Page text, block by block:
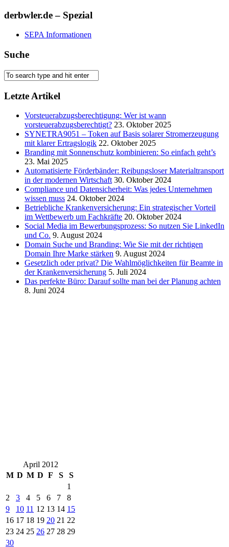
derbwler.de – Spezial
SEPA Informationen
Suche
Letzte Artikel
Vorsteuerabzugsberechtigung: Wer ist wann
vorsteuerabzugsberechtigt? 23. Oktober 2025
SYNETRA9051 – Token auf Basis solarer Stromerzeugung
mit klarer Ertragslogik 22. Oktober 2025
Branding mit Sonnenschutz kombinieren: So einfach geht’s
23. Mai 2025
Automatisierte Förderbänder: Reibungsloser Materialtransport
in der modernen Wirtschaft 30. Oktober 2024
Compliance und Datensicherheit: Was jedes Unternehmen
wissen muss 24. Oktober 2024
Betriebliche Krankenversicherung: Ein strategischer Vorteil
im Wettbewerb um Fachkräfte 20. Oktober 2024
Social Media im Bewerbungsprozess: So nutzen Sie LinkedIn
und Co. 9. August 2024
Domain Suche und Branding: Wie Sie mit der richtigen
Domain Ihre Marke stärken 9. August 2024
Gesetzlich oder privat? Die Wahlmöglichkeiten für Beamte in
der Krankenversicherung 5. Juli 2024
Das perfekte Büro: Darauf sollte man bei der Planung achten
8. Juni 2024
April 2012
M D M D F S
S
1
2
3 4 5 6 7
8
9
10 11 12 13 14 15
16 17 18 19 20 21 22
23 24 25 26 27 28 29
30